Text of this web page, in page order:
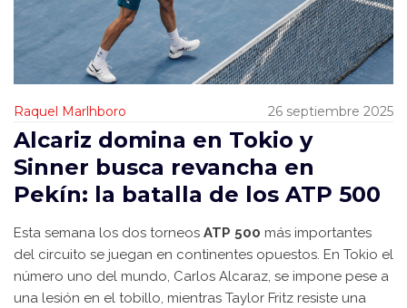
Raquel Marlhboro 26 septiembre 2025
Alcariz domina en Tokio y
Sinner busca revancha en
Pekín: la batalla de los ATP 500
Esta semana los dos torneos ATP 500 más importantes
del circuito se juegan en continentes opuestos. En Tokio el
número uno del mundo, Carlos Alcaraz, se impone pese a
una lesión en el tobillo, mientras Taylor Fritz resiste una